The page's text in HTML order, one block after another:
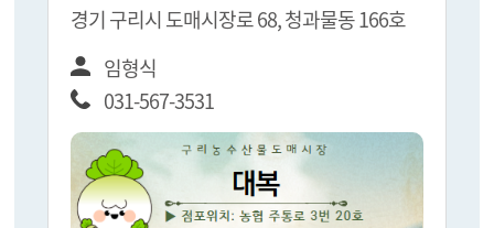
경기 구리시 도매시장로 68, 청과물동 166호
임형식
031-567-3531